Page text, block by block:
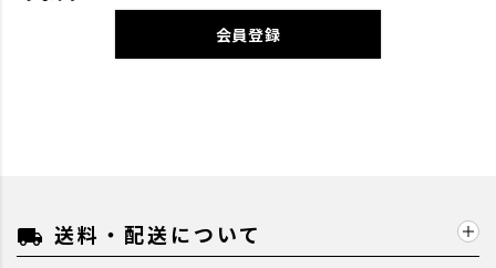
会員登録
local_shipping 送料・配送について